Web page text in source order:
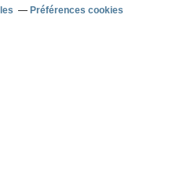
Préférences cookies